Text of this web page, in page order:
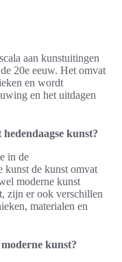
aan kunstuitingen
20e eeuw. Het omvat
en wordt
en het uitdagen
kunst?
in de
kunst de kunst omvat
moderne kunst
zijn er ook verschillen
materialen en
kunst?